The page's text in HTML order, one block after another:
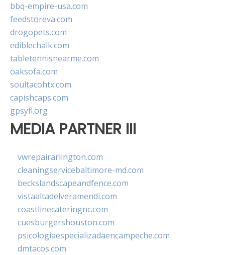
bbq-empire-usa.com
feedstoreva.com
drogopets.com
ediblechalk.com
tabletennisnearme.com
oaksofa.com
soultacohtx.com
capishcaps.com
gpsyfl.org
MEDIA PARTNER III
vwrepairarlington.com
cleaningservicebaltimore-md.com
beckslandscapeandfence.com
vistaaltadelveramendi.com
coastlinecateringnc.com
cuesburgershouston.com
psicologiaespecializadaencampeche.com
dmtacos.com